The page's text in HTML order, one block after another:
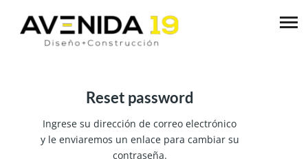
Reset password
Ingrese su dirección de correo electrónico
y le enviaremos un enlace para cambiar su
contraseña.